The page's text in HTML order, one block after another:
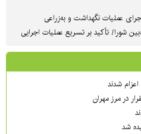
عملیات نگهداشت و به‌زراعی
شورا/ تأکید بر تسریع عملیات اجرایی
شدند
در مرز مهران